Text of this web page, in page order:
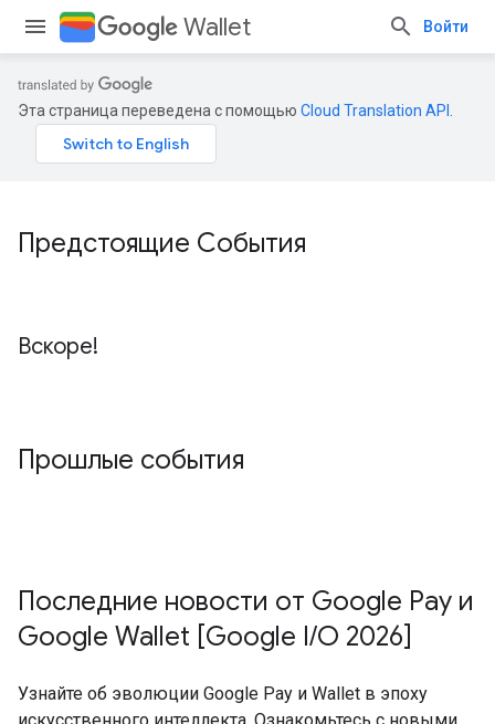
Wallet Войти
Эта страница переведена с помощью Cloud Translation API
Предстоящие События
Вскоре!
Прошлые события
Последние новости от Google Pay и
Google Wallet [Google I/O 2026]
Узнайте об эволюции Google Pay и Wallet в эпоху